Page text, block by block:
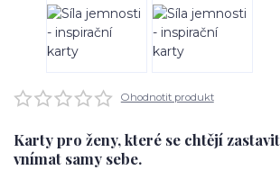
Ohodnotit produkt
Karty pro ženy, které se chtějí
vnímat samy sebe.